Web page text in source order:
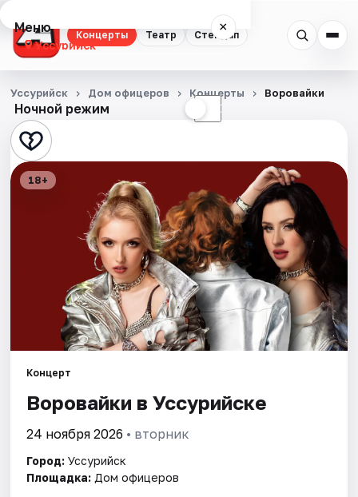
Концерты Театр Стендап
Меню ×
Уссурийск
Концерты
Театр
Стендап
Площадки
Артисты
Ночной режим ☾
Уссурийск Дом офицеров Концерты Воровайки
18+
Концерт
Воровайки в Уссурийске
24 ноября 2026 • вторник
Город: Уссурийск
Площадка: Дом офицеров